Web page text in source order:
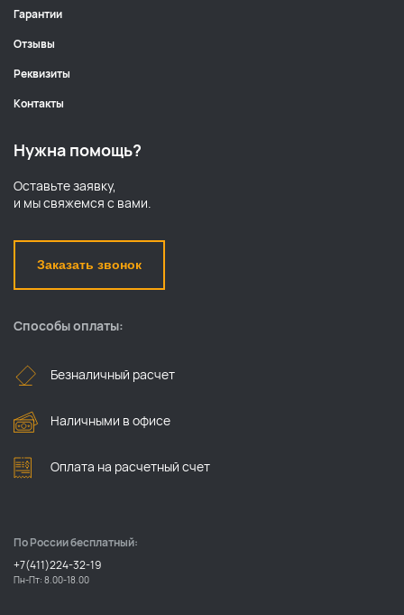
Нужна помощь?
Оставьте заявку,
и мы свяжемся с вами.
Заказать звонок
Гарантии
Отзывы
Реквизиты
Контакты
Способы оплаты:
Безналичный расчет
Наличными в офисе
Оплата на расчетный счет
По России бесплатный:
+7(411)224-32-19
Пн-Пт: 8.00-18.00